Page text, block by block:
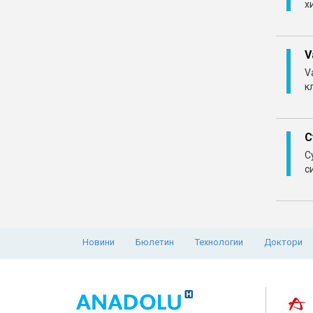
Новини Бюлетин Технологии Доктори